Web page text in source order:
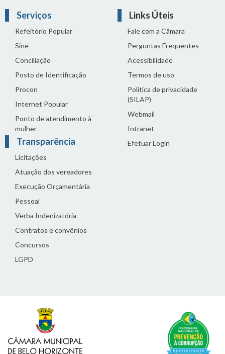
Serviços
Refeitório Popular
Sine
Conciliação
Posto de Identificação
Procon
Internet Popular
Ponto de atendimento à
mulher
Transparência
Licitações
Atuação dos vereadores
Execução Orçamentária
Pessoal
Verba Indenizatória
Contratos e convênios
Concursos
LGPD
Links Úteis
Fale com a Câmara
Perguntas Frequentes
Acessibilidade
Termos de uso
Política de privacidade
(SILAP)
Webmail
Intranet
Efetuar Login